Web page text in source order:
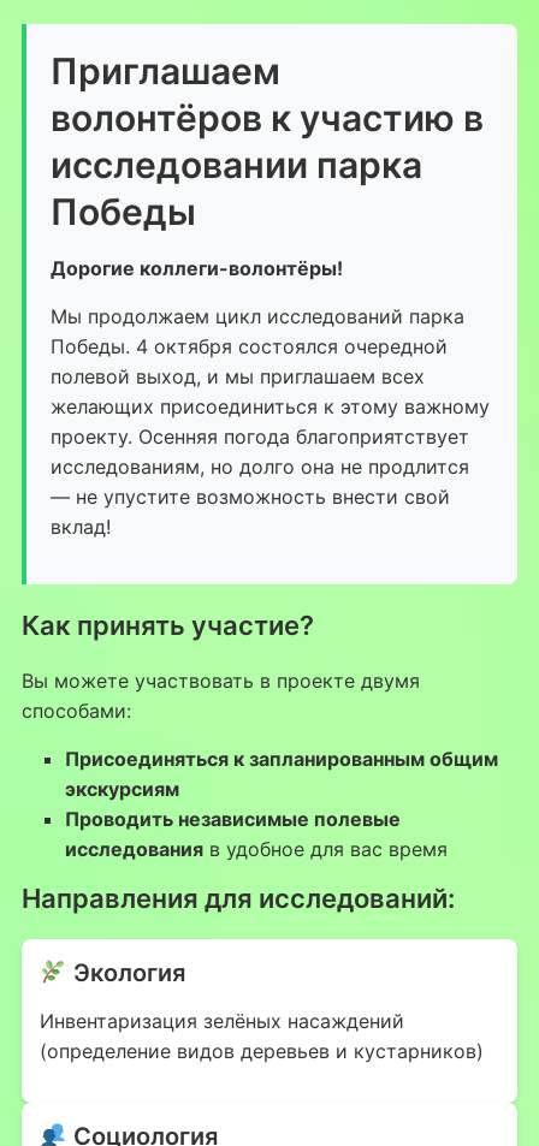
Приглашаем
волонтёров к участию в
исследовании парка
Победы
Дорогие коллеги-волонтёры!
Мы продолжаем цикл исследований парка
Победы. 4 октября состоялся очередной
полевой выход, и мы приглашаем всех
желающих присоединиться к этому важному
проекту. Осенняя погода благоприятствует
исследованиям, но долго она не продлится
— не упустите возможность внести свой
вклад!
Как принять участие?
Вы можете участвовать в проекте двумя
способами:
Присоединяться к запланированным общим
экскурсиям
Проводить независимые полевые
исследованияв удобное для вас время
Направления для исследований:
Экология
Инвентаризация зелёных насаждений
(определение видов деревьев и кустарников)
Социология